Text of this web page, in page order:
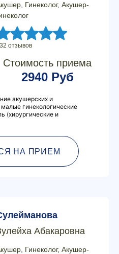
Гинеколог, Акушер-
отзывов
Стоимость приема
2940 Руб
акушерских и
малые гинекологические
(хирургические и
НА ПРИЕМ
Абакаровна
Гинеколог, Акушер-